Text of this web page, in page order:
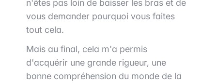
n'êtes pas loin de baisser les bras et de
vous demander pourquoi vous faites
tout cela.
Mais au final, cela m'a permis
d'acquérir une grande rigueur, une
bonne compréhension du monde de la